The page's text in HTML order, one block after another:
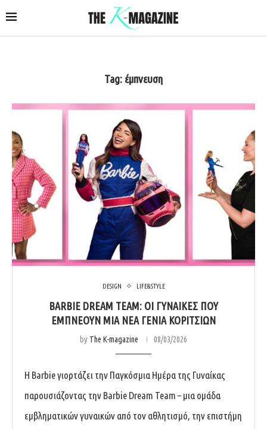
Tag: έμπνευση
DESIGN LIFE&STYLE
BARBIE DREAM TEAM: ΟΙ ΓΥΝΑΊΚΕΣ ΠΟΥ
ΕΜΠΝΈΟΥΝ ΜΙΑ ΝΈΑ ΓΕΝΙΆ ΚΟΡΙΤΣΙΏΝ
by The K-magazine 08/03/2026
Η Barbie γιορτάζει την Παγκόσμια Ημέρα της Γυναίκας
παρουσιάζοντας την Barbie Dream Team – μια ομάδα
εμβληματικών γυναικών από τον αθλητισμό, την επιστήμη